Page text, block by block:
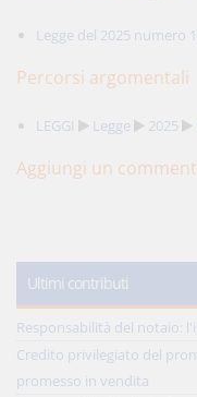
Legge del 2025 numero
Percorsi argomentali
LEGGI Legge 2025
Aggiungi un
Ultimi contributi
Responsabilità del notaio:
Credito privilegiato del
promesso in vendita